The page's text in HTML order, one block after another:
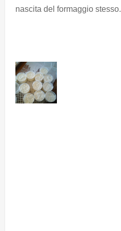
nascita del formaggio stesso.